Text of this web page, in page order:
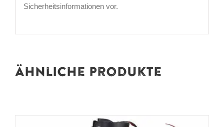
Sicherheitsinformationen vor.
Ähnliche Produkte